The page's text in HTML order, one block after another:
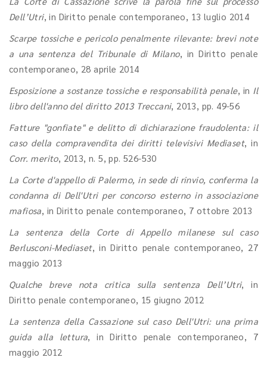
Dell’Utri, in Diritto penale contemporaneo, 13 luglio 2014
Scarpe tossiche e pericolo penalmente rilevante: brevi note
a una sentenza del Tribunale di Milano, in Diritto penale
contemporaneo, 28 aprile 2014
Esposizione a sostanze tossiche e responsabilità penale, in Il
libro dell'anno del diritto 2013 Treccani, 2013, pp. 49-56
Fatture "gonfiate" e delitto di dichiarazione fraudolenta: il
caso della compravendita dei diritti televisivi Mediaset, in
Corr. merito, 2013, n. 5, pp. 526-530
La Corte d'appello di Palermo, in sede di rinvio, conferma la
condanna di Dell'Utri per concorso esterno in associazione
mafiosa, in Diritto penale contemporaneo, 7 ottobre 2013
La sentenza della Corte di Appello milanese sul caso
Berlusconi-Mediaset, in Diritto penale contemporaneo, 27
maggio 2013
Qualche breve nota critica sulla sentenza Dell’Utri, in
Diritto penale contemporaneo, 15 giugno 2012
La sentenza della Cassazione sul caso Dell'Utri: una prima
guida alla lettura, in Diritto penale contemporaneo, 7
maggio 2012